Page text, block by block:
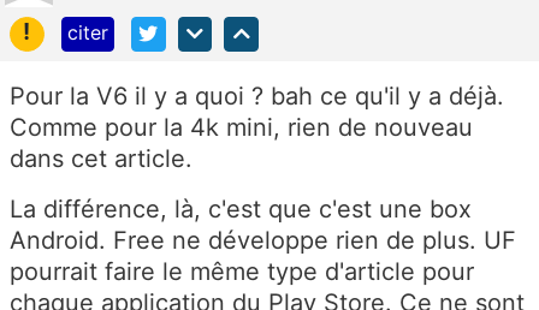
!
citer
Pour la V6 il y a quoi ? bah ce qu'il y a déjà.
Comme pour la 4k mini, rien de nouveau
dans cet article.
La différence, là, c'est que c'est une box
Android. Free ne développe rien de plus. UF
pourrait faire le même type d'article pour
chaque application du Play Store. Ce ne sont